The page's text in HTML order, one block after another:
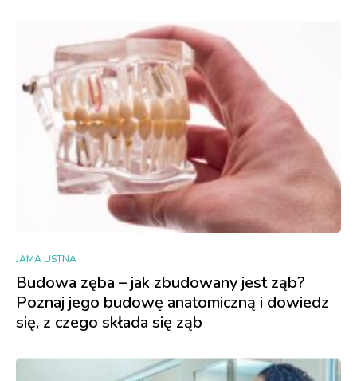
JAMA USTNA
Budowa zęba – jak zbudowany jest ząb?
Poznaj jego budowę anatomiczną i dowiedz
się, z czego składa się ząb